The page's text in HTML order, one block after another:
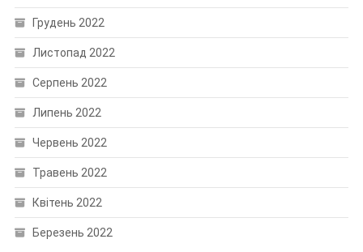
Грудень 2022
Листопад 2022
Серпень 2022
Липень 2022
Червень 2022
Травень 2022
Квітень 2022
Березень 2022